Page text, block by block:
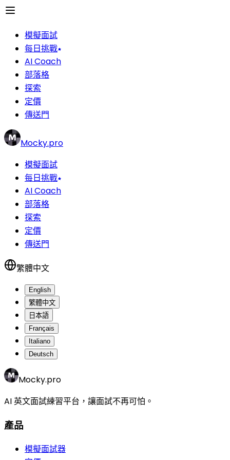
模擬面試
每日挑戰
AI Coach
部落格
探索
定價
傳送門
Mocky.pro
模擬面試
每日挑戰
AI Coach
部落格
探索
定價
傳送門
繁體中文
English
繁體中文
日本語
Français
Italiano
Deutsch
Mocky.pro
AI 英文面試練習平台，讓面試不再可怕。
產品
模擬面試器